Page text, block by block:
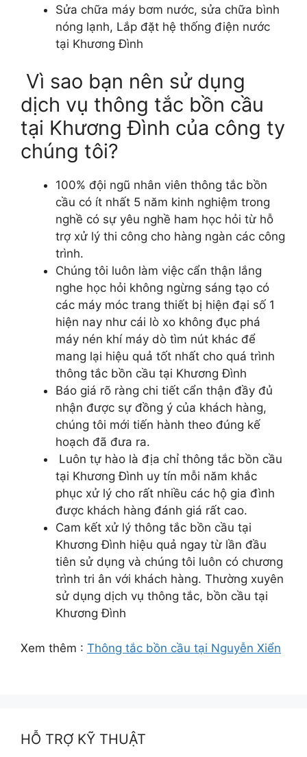
Sửa chữa máy bơm nước, sửa chữa bình
nóng lạnh, Lắp đặt hệ thống điện nước
tại Khương Đình
Vì sao bạn nên sử dụng
dịch vụ thông tắc bồn cầu
tại Khương Đình của công ty
chúng tôi?
100% đội ngũ nhân viên thông tắc bồn
cầu có ít nhất 5 năm kinh nghiệm trong
nghề có sự yêu nghề ham học hỏi từ hỗ
trợ xử lý thi công cho hàng ngàn các công
trình.
Chúng tôi luôn làm việc cẩn thận lắng
nghe học hỏi không ngừng sáng tạo có
các máy móc trang thiết bị hiện đại số 1
hiện nay như cái lò xo không đục phá
máy nén khí máy dò tìm nút khác để
mang lại hiệu quả tốt nhất cho quá trình
thông tắc bồn cầu tại Khương Đình
Báo giá rõ ràng chi tiết cẩn thận đầy đủ
nhận được sự đồng ý của khách hàng,
chúng tôi mới tiến hành theo đúng kế
hoạch đã đưa ra.
Luôn tự hào là địa chỉ thông tắc bồn cầu
tại Khương Đình uy tín mỗi năm khắc
phục xử lý cho rất nhiều các hộ gia đình
được khách hàng đánh giá rất cao.
Cam kết xử lý thông tắc bồn cầu tại
Khương Đình hiệu quả ngay từ lần đầu
tiên sử dụng và chúng tôi luôn có chương
trình tri ân với khách hàng. Thường xuyên
sử dụng dịch vụ thông tắc, bồn cầu tại
Khương Đình
Xem thêm : Thông tắc bồn cầu tại Nguyễn Xiển
HỖ TRỢ KỸ THUẬT